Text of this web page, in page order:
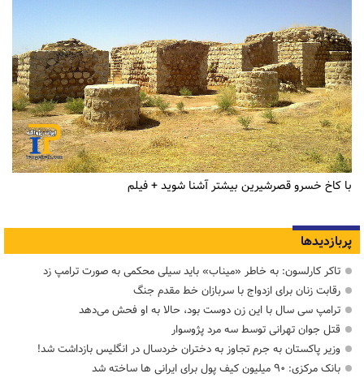
با کاخ خسرو قصرشیرین بیشتر آشنا شوید + فیلم
پربازدیدها
تاکر کارلسون: به خاطر «میناب» باید سیلی محکمی به صورت ترامپ زد
رقابت زنان برای ازدواج با سربازان خط مقدم جنگ
ترامپ سی سال با این زن دوست بود، حالا به او فحش می‌دهد
قتل جوان تهرانی توسط سه مرد پژوسوار
وزیر پاکستان به جرم تجاوز به دختران خردسال در انگلیس بازداشت شد!
بانک مرکزی: ۹۰ میلیون کیف پول برای ایرانی ها ساخته شد